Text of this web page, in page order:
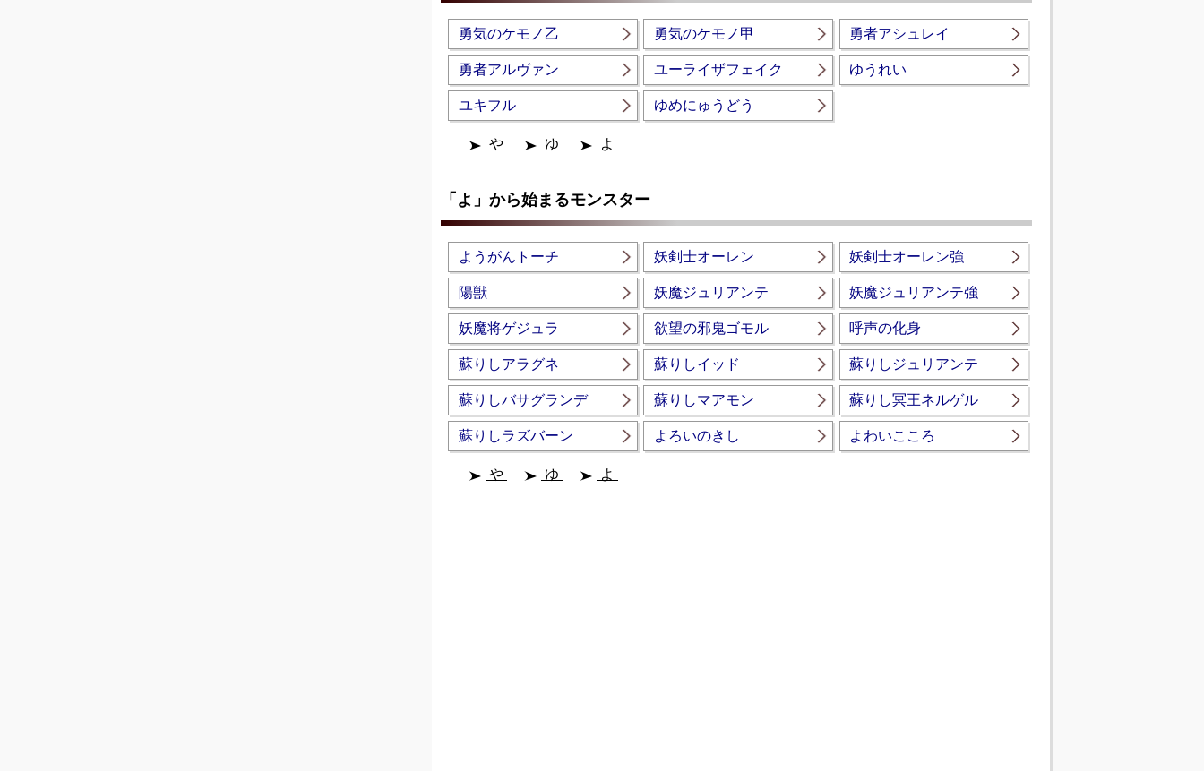
勇気のケモノ乙 勇気のケモノ甲 勇者アシュレイ
勇者アルヴァン ユーライザフェイク ゆうれい
ユキフル ゆめにゅうどう
や ゆ よ
「よ」から始まるモンスター
ようがんトーチ 妖剣士オーレン 妖剣士オーレン強
陽獣 妖魔ジュリアンテ 妖魔ジュリアンテ強
妖魔将ゲジュラ 欲望の邪鬼ゴモル 呼声の化身
蘇りしアラグネ 蘇りしイッド 蘇りしジュリアンテ
蘇りしバサグランデ 蘇りしマアモン 蘇りし冥王ネルゲル
蘇りしラズバーン よろいのきし よわいこころ
や ゆ よ